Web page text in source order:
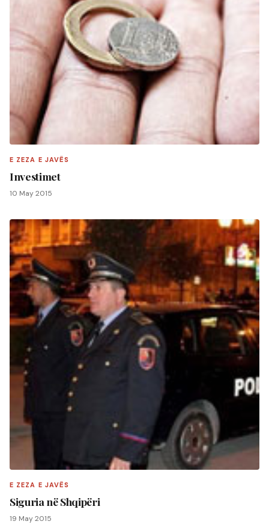
E ZEZA E JAVËS
Investimet
10 May 2015
E ZEZA E JAVËS
Siguria në Shqipëri
19 May 2015